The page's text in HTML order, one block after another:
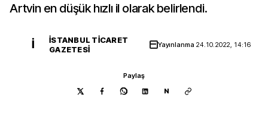
Artvin en düşük hızlı il olarak belirlendi.
İ
İSTANBUL TICARET
GAZETESI
Yayınlanma 24.10.2022, 14:16
Paylaş
N